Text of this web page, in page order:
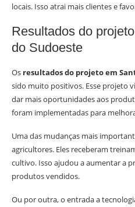
locais. Isso atrai mais clientes e
Resultados do
do Sudoeste
Os resultados do projeto em
sido muito positivos. Esse projeto
dar mais oportunidades aos
foram implementadas para
Uma das mudanças mais
agricultores. Eles receberam
cultivo. Isso ajudou a aumentar a
produtos vendidos.
Ou por outra, o entrada a